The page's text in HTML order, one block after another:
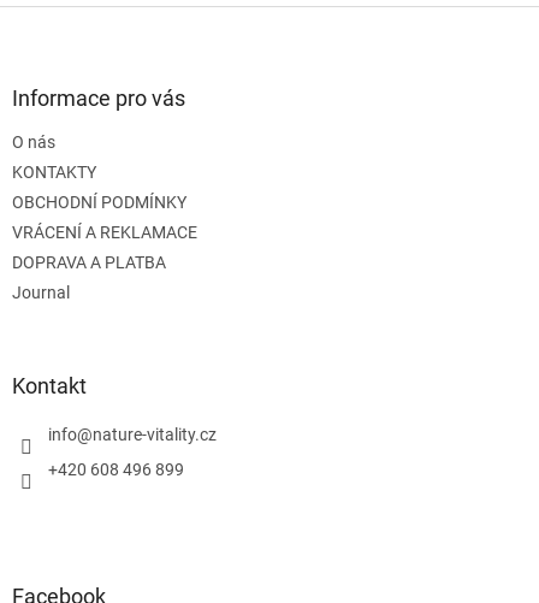
Informace pro vás
O nás
KONTAKTY
OBCHODNÍ PODMÍNKY
VRÁCENÍ A REKLAMACE
DOPRAVA A PLATBA
Journal
Kontakt
info@nature-vitality.cz
+420 608 496 899
Facebook